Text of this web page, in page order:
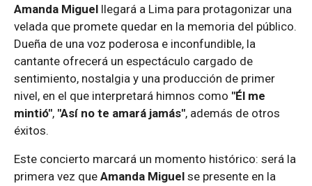
Amanda Miguel llegará a Lima para protagonizar una
velada que promete quedar en la memoria del público.
Dueña de una voz poderosa e inconfundible, la
cantante ofrecerá un espectáculo cargado de
sentimiento, nostalgia y una producción de primer
nivel, en el que interpretará himnos como "Él me
mintió", "Así no te amará jamás", además de otros
éxitos.
Este concierto marcará un momento histórico: será la
primera vez que Amanda Miguel se presente en la